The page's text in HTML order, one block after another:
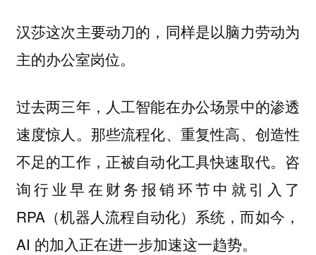
汉莎这次主要动刀的，同样是以脑力劳动为
主的办公室岗位。
过去两三年，人工智能在办公场景中的渗透
速度惊人。那些流程化、重复性高、创造性
不足的工作，正被自动化工具快速取代。咨
询行业早在财务报销环节中就引入了
RPA（机器人流程自动化）系统，而如今，
AI 的加入正在进一步加速这一趋势。